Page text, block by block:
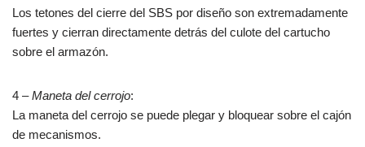
Los tetones del cierre del SBS por diseño son extremadamente
fuertes y cierran directamente detrás del culote del cartucho
sobre el armazón.
4 –Maneta del cerrojo:
La maneta del cerrojo se puede plegar y bloquear sobre el cajón
de mecanismos.